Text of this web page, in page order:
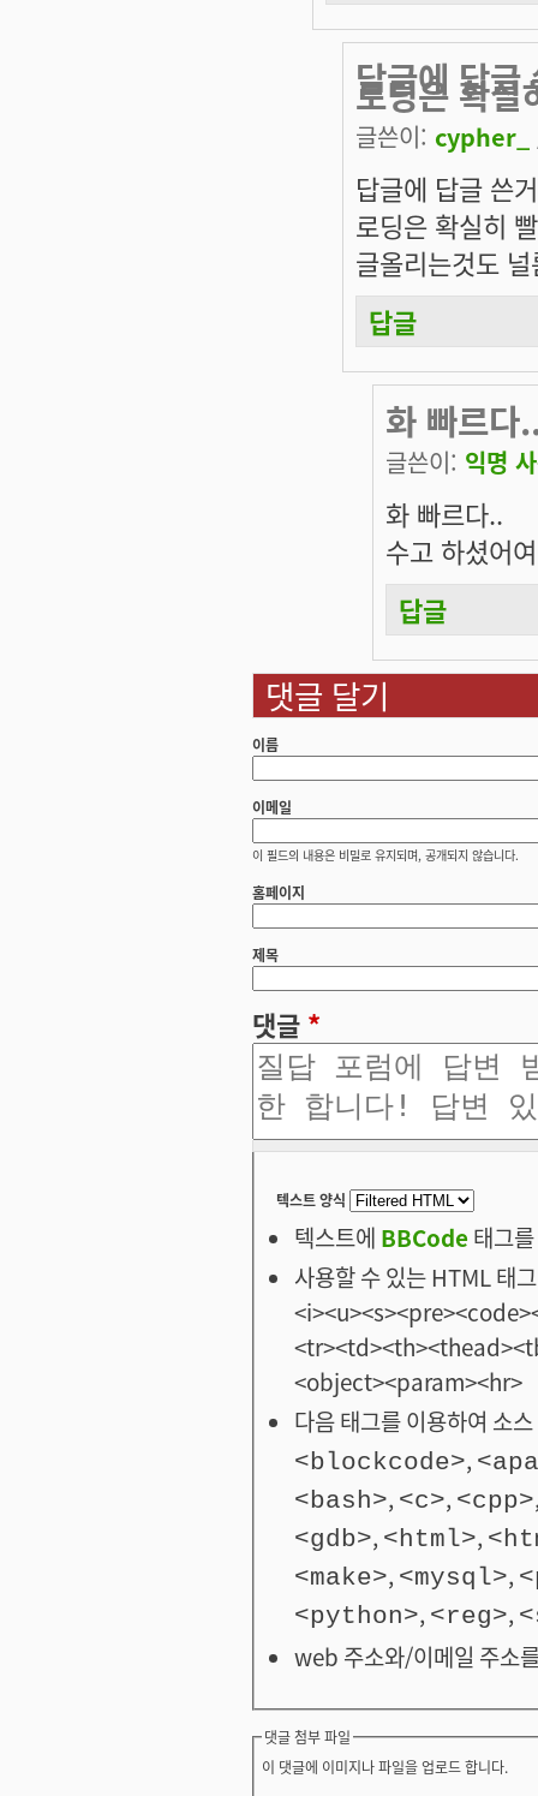
답글에 답글
로딩은 확실
글쓴이: cypher_
답글에 답글 쓴
로딩은 확실히
글올리는것도
답글
화 빠르
글쓴이: 익명
화 빠르다..
수고 하셨어
답글
댓글 달기
이름
이메일
이 필드의 내용은 비밀로 유지되며, 공개되지 않습니다.
홈페이지
제목
댓글 *
텍스트 양식
텍스트에 BBCode태그
사용할 수 있는 HTML
<object><param><hr>
다음 태그를 이용하여 소
<blockcode>,
<bash>, <c>, <cpp>
<gdb>, <html>,
<make>, <mysql>,
<python>, <reg>,
web 주소와/이메일 주소
댓글 첨부 파일
이 댓글에 이미지나 파일을 업로드 합니다.